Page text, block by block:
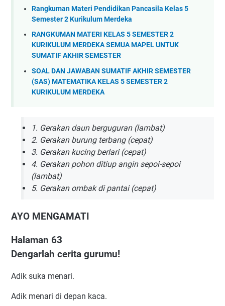
Rangkuman Materi Pendidikan Pancasila Kelas 5
Semester 2 Kurikulum Merdeka
RANGKUMAN MATERI KELAS 5 SEMESTER 2
KURIKULUM MERDEKA SEMUA MAPEL UNTUK
SUMATIF AKHIR SEMESTER
SOAL DAN JAWABAN SUMATIF AKHIR SEMESTER
(SAS) MATEMATIKA KELAS 5 SEMESTER 2
KURIKULUM MERDEKA
1. Gerakan daun berguguran (lambat)
2. Gerakan burung terbang (cepat)
3. Gerakan kucing berlari (cepat)
4. Gerakan pohon ditiup angin sepoi-sepoi
(lambat)
5. Gerakan ombak di pantai (cepat)
AYO MENGAMATI
Halaman 63
Dengarlah cerita gurumu!
Adik suka menari.
Adik menari di depan kaca.